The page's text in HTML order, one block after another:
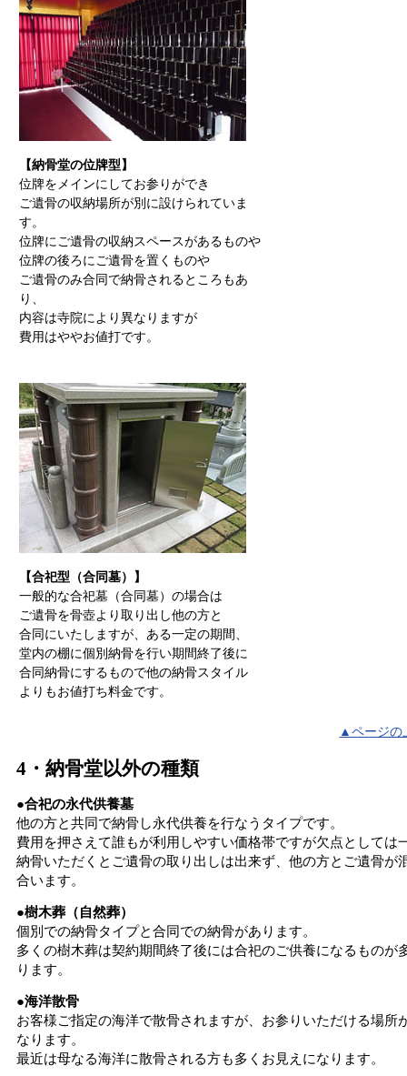
【納骨堂の位牌型】
位牌をメインにしてお参りができ
ご遺骨の収納場所が別に設けられていま
す。
位牌にご遺骨の収納スペースがあるものや
位牌の後ろにご遺骨を置くものや
ご遺骨のみ合同で納骨されるところもあ
り、
内容は寺院により異なりますが
費用はややお値打です。
【合祀型（合同墓）】
一般的な合祀墓（合同墓）の場合は
ご遺骨を骨壺より取り出し他の方と
合同にいたしますが、ある一定の期間、
堂内の棚に個別納骨を行い期間終了後に
合同納骨にするもので他の納骨スタイル
よりもお値打ち料金です。
▲ページの
4・納骨堂以外の種類
●合祀の永代供養墓
他の方と共同で納骨し永代供養を行なうタイプです。
費用を押さえて誰もが利用しやすい価格帯ですが欠点としては
納骨いただくとご遺骨の取り出しは出来ず、他の方とご遺骨が
合います。
●樹木葬（自然葬）
個別での納骨タイプと合同での納骨があります。
多くの樹木葬は契約期間終了後には合祀のご供養になるものが
ります。
●海洋散骨
お客様ご指定の海洋で散骨されますが、お参りいただける場所
なります。
最近は母なる海洋に散骨される方も多くお見えになります。